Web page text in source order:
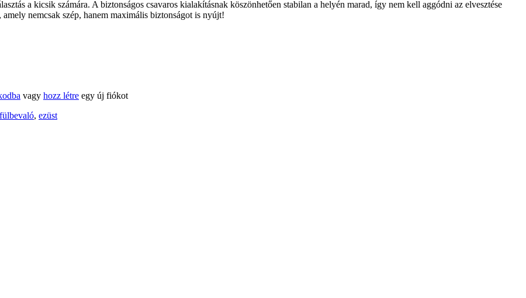
a kicsik számára. A biztonságos csavaros kialakításnak köszönhetően stabilan a helyén marad, így nem kell aggódni az elvesztése
nemcsak szép, hanem maximális biztonságot is nyújt!
vagy hozz létre egy új fiókot
fülbevaló, ezüst